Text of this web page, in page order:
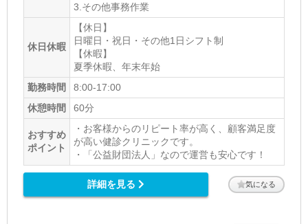
3.その他事務作業
休日休暇
【休日】
日曜日・祝日・その他1日シフト制
【休暇】
夏季休暇、年末年始
勤務時間
8:00-17:00
休憩時間
60分
おすすめ
ポイント
・お客様からのリピート率が高く、顧客満足度
が高い健診クリニックです。
・「公益財団法人」なので運営も安心です！
詳細を見る 気になる